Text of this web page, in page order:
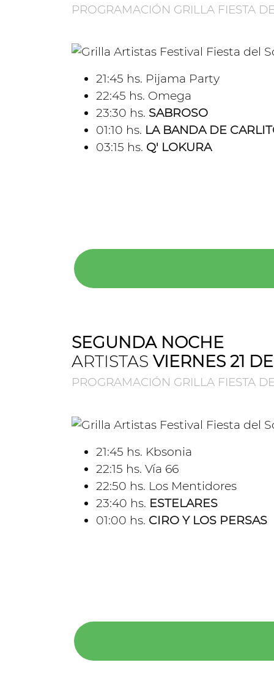
PROGRAMACIÓN GRILLA FIESTA
21:45 hs. Pijama Party
22:45 hs. Omega
23:30 hs. SABROSO
01:10 hs. LA BANDA DE
03:15 hs. Q' LOKURA
SEGUNDA NOCHE
ARTISTAS VIERNES 21
PROGRAMACIÓN GRILLA FIESTA
21:45 hs. Kbsonia
22:15 hs. Vía 66
22:50 hs. Los Mentidores
23:40 hs. ESTELARES
01:00 hs. CIRO Y LOS PERSAS